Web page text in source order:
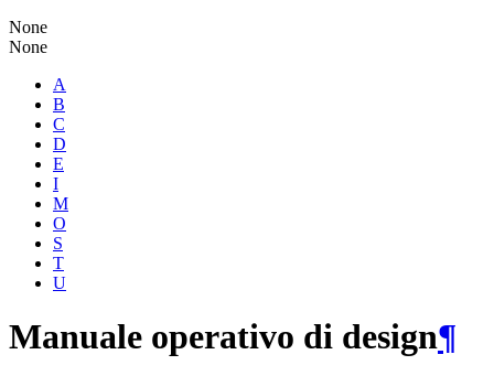
None
None
A
B
C
D
E
I
M
O
S
T
U
Manuale operativo di design¶